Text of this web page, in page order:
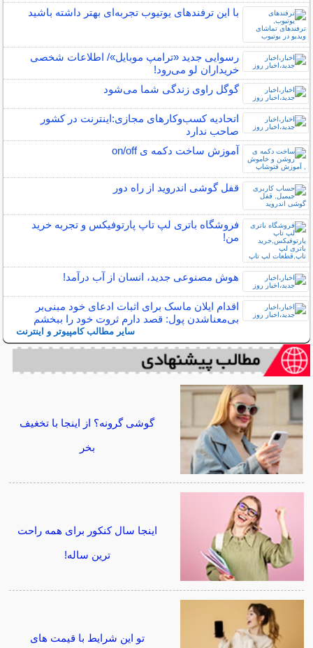
با این ترفندهای یوتیوب تجربه‌ای بهتر داشته باشید
رسوایی جدید «ترامپ موبایل»/ اطلاعات شخصی
خریداران لو می‌رود!
گوگل راوی زندگی شما می‌شود
اتحادیه کسب‌وکارهای مجازی:اینترنت در کشور
صاحب ندارد
آموزش ساخت دکمه ی on/off
قفل گوشی اندروید از راه دور
فروشگاه باتری لپ تاپ پارتوفیکس و تجربه خرید
من!
هوش مصنوعی جدید، انسان از آب درآمد!
اقدام ایلان ماسک برای اثبات ادعای خود مبنی‌بر
بی‌معناشدن پول: قصد دارم ثروت خود را ببخشم
سایر مطالب کامپیوتر و اینترنت
گوشی گرونه؟ از اینجا با تخغیف
بخر
اینجا سال کنکور برای همه راحت
ترین ساله!
تو این شرایط با قیمت های